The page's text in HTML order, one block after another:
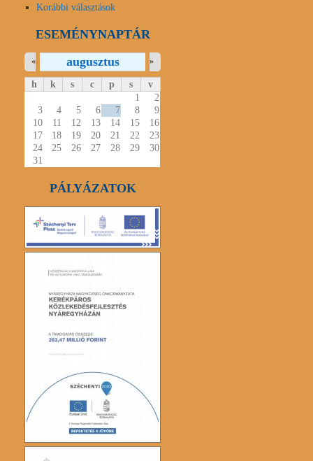
Korábbi választások
ESEMÉNYNAPTÁR
augusztus
« »
h k s c p s
v
1
2
3
4 5 6 7 8
9
10
11 12 13 14 15
16
17
18 19 20 21 22
23
24
25 26 27 28 29
30
31
PÁLYÁZATOK